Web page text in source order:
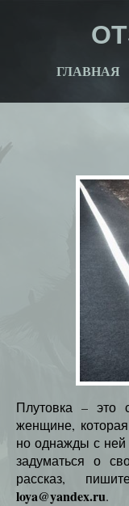
ГЛАВНАЯ
Плутовка – это
женщине,
но однажды с ней
задуматься о
рассказ,
loya@yandex.ru.